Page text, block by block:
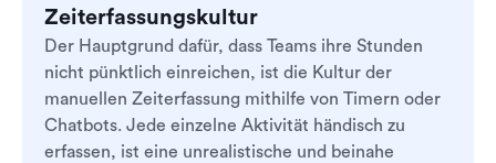
Zeiterfassungskultur
Der Hauptgrund dafür, dass Teams ihre Stunden
nicht pünktlich einreichen, ist die Kultur der
manuellen Zeiterfassung mithilfe von Timern oder
Chatbots. Jede einzelne Aktivität händisch zu
erfassen, ist eine unrealistische und beinahe